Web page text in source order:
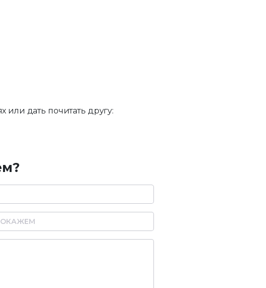
или дать почитать другу: